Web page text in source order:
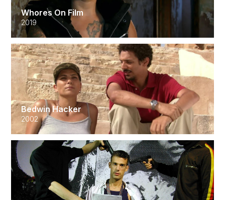
Whores On Film
2019
Bedwin Hacker
2002